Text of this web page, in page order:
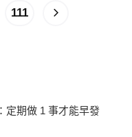
111
定期做 1 事才能早發